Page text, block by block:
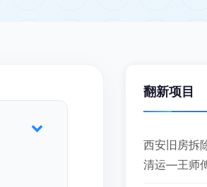
翻新项目
西安旧房拆
清运—王师